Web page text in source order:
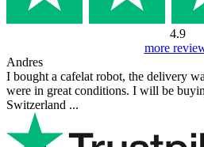
4.9
more
Andres
I bought a cafelat robot, the delivery
were in great conditions. I will be
Switzerland ...